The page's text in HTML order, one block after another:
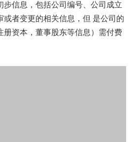
步信息，包括公司编号、公司成立
或者变更的相关信息，但 是公司的
册资本，董事股东等信息）需付费